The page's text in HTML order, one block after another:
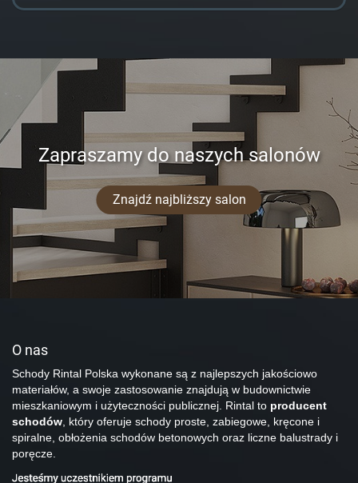
Zapraszamy do naszych salonów
Znajdź najbliższy salon
O nas
Schody Rintal Polska wykonane są z najlepszych jakościowo
materiałów, a swoje zastosowanie znajdują w budownictwie
mieszkaniowym i użyteczności publicznej. Rintal to producent
schodów, który oferuje schody proste, zabiegowe, kręcone i
spiralne, obłożenia schodów betonowych oraz liczne balustrady i
poręcze.